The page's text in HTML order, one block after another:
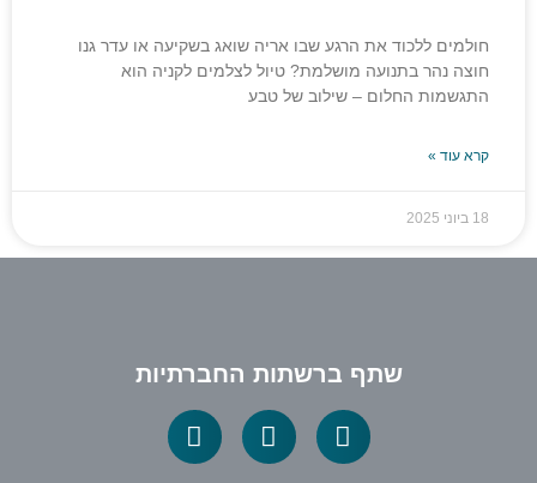
חולמים ללכוד את הרגע שבו אריה שואג בשקיעה או עדר גנו
חוצה נהר בתנועה מושלמת? טיול לצלמים לקניה הוא
התגשמות החלום – שילוב של טבע
קרא עוד »
18 ביוני 2025
שתף ברשתות החברתיות